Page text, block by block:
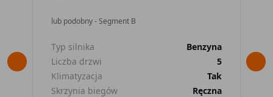
lub podobny - Segment B
Typ silnika
Benzyna
Liczba drzwi
5
Klimatyzacja
Tak
Skrzynia biegów
Ręczna